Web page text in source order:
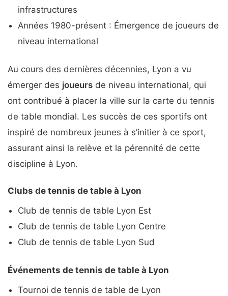
infrastructures
Années 1980-présent : Émergence de joueurs de
niveau international
Au cours des dernières décennies, Lyon a vu
émerger des joueurs de niveau international, qui
ont contribué à placer la ville sur la carte du tennis
de table mondial. Les succès de ces sportifs ont
inspiré de nombreux jeunes à s’initier à ce sport,
assurant ainsi la relève et la pérennité de cette
discipline à Lyon.
Clubs de tennis de table à Lyon
Club de tennis de table Lyon Est
Club de tennis de table Lyon Centre
Club de tennis de table Lyon Sud
Événements de tennis de table à Lyon
Tournoi de tennis de table de Lyon